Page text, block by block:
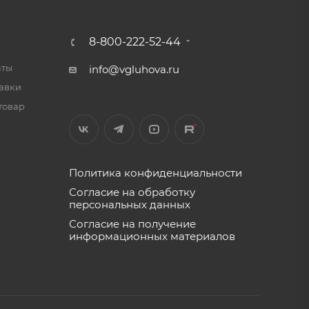
8-800-222-52-44
info@vgluhova.ru
Политика конфиденциальности
Согласие на обработку
персональных данных
Согласие на получение
информационных материалов